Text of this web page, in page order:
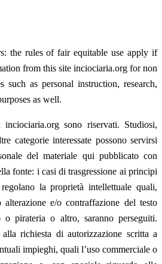
the rules of fair equitable use apply if
from this site inciociaria.org for non
such as personal instruction, research,
as well.
sono riservati. Studiosi,
categorie interessate possono servirsi
del materiale qui pubblicato con
fonte: i casi di trasgressione ai principi
la proprietà intellettuale quali,
alterazione e/o contraffazione del testo
pirateria o altro, saranno perseguiti.
richiesta di autorizzazione scritta a
impieghi, quali l’uso commerciale o